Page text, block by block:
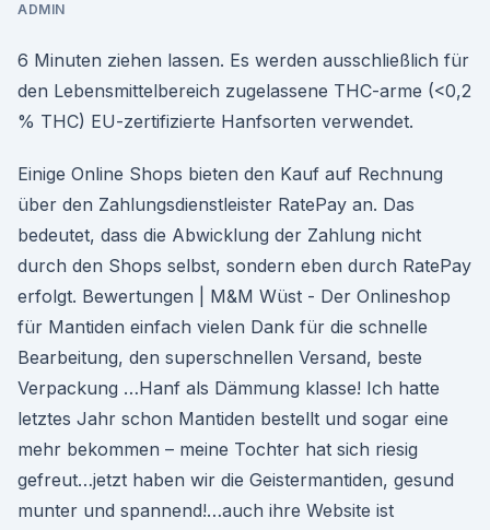
ADMIN
6 Minuten ziehen lassen. Es werden ausschließlich für
den Lebensmittelbereich zugelassene THC-arme (<0,2
% THC) EU-zertifizierte Hanfsorten verwendet.
Einige Online Shops bieten den Kauf auf Rechnung
über den Zahlungsdienstleister RatePay an. Das
bedeutet, dass die Abwicklung der Zahlung nicht
durch den Shops selbst, sondern eben durch RatePay
erfolgt. Bewertungen | M&M Wüst - Der Onlineshop
für Mantiden einfach vielen Dank für die schnelle
Bearbeitung, den superschnellen Versand, beste
Verpackung …Hanf als Dämmung klasse! Ich hatte
letztes Jahr schon Mantiden bestellt und sogar eine
mehr bekommen – meine Tochter hat sich riesig
gefreut…jetzt haben wir die Geistermantiden, gesund
munter und spannend!…auch ihre Website ist